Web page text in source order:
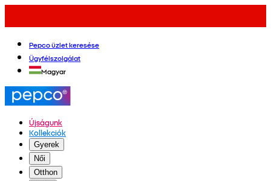
Pepco üzlet keresése
Ügyfélszolgálat
Magyar
Újságunk
Kollekciók
Gyerek
Női
Otthon